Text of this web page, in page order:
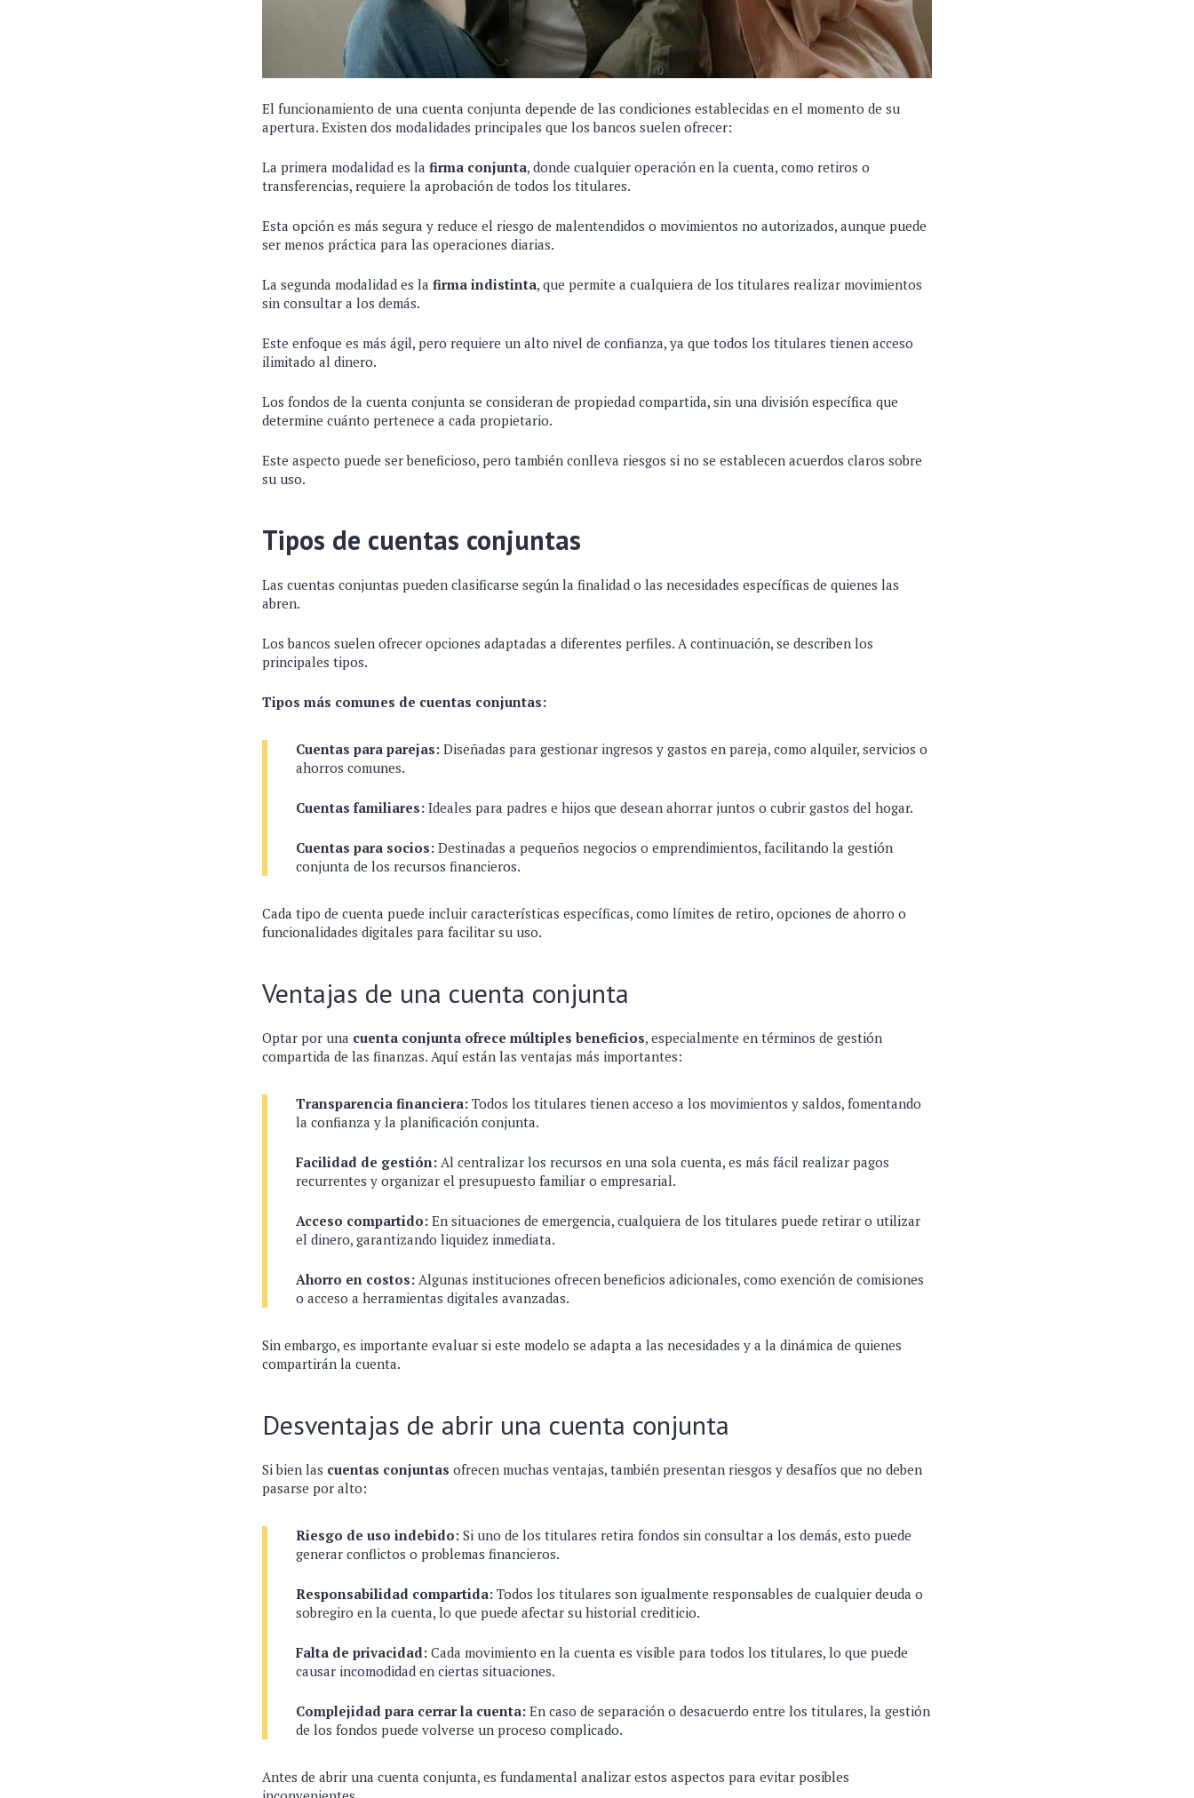
El funcionamiento de una cuenta conjunta depende de las condiciones establecidas en el momento de su
apertura. Existen dos modalidades principales que los bancos suelen ofrecer:
La primera modalidad es la firma conjunta, donde cualquier operación en la cuenta, como retiros o
transferencias, requiere la aprobación de todos los titulares.
Esta opción es más segura y reduce el riesgo de malentendidos o movimientos no autorizados, aunque puede
ser menos práctica para las operaciones diarias.
La segunda modalidad es la firma indistinta, que permite a cualquiera de los titulares realizar movimientos
sin consultar a los demás.
Este enfoque es más ágil, pero requiere un alto nivel de confianza, ya que todos los titulares tienen acceso
ilimitado al dinero.
Los fondos de la cuenta conjunta se consideran de propiedad compartida, sin una división específica que
determine cuánto pertenece a cada propietario.
Este aspecto puede ser beneficioso, pero también conlleva riesgos si no se establecen acuerdos claros sobre
su uso.
Tipos de cuentas conjuntas
Las cuentas conjuntas pueden clasificarse según la finalidad o las necesidades específicas de quienes las
abren.
Los bancos suelen ofrecer opciones adaptadas a diferentes perfiles. A continuación, se describen los
principales tipos.
Tipos más comunes de cuentas conjuntas:
Cuentas para parejas: Diseñadas para gestionar ingresos y gastos en pareja, como alquiler, servicios o
ahorros comunes.
Cuentas familiares: Ideales para padres e hijos que desean ahorrar juntos o cubrir gastos del hogar.
Cuentas para socios: Destinadas a pequeños negocios o emprendimientos, facilitando la gestión
conjunta de los recursos financieros.
Cada tipo de cuenta puede incluir características específicas, como límites de retiro, opciones de ahorro o
funcionalidades digitales para facilitar su uso.
Ventajas de una cuenta conjunta
Optar por una cuenta conjunta ofrece múltiples beneficios, especialmente en términos de gestión
compartida de las finanzas. Aquí están las ventajas más importantes:
Transparencia financiera: Todos los titulares tienen acceso a los movimientos y saldos, fomentando
la confianza y la planificación conjunta.
Facilidad de gestión: Al centralizar los recursos en una sola cuenta, es más fácil realizar pagos
recurrentes y organizar el presupuesto familiar o empresarial.
Acceso compartido: En situaciones de emergencia, cualquiera de los titulares puede retirar o utilizar
el dinero, garantizando liquidez inmediata.
Ahorro en costos: Algunas instituciones ofrecen beneficios adicionales, como exención de comisiones
o acceso a herramientas digitales avanzadas.
Sin embargo, es importante evaluar si este modelo se adapta a las necesidades y a la dinámica de quienes
compartirán la cuenta.
Desventajas de abrir una cuenta conjunta
Si bien las cuentas conjuntas ofrecen muchas ventajas, también presentan riesgos y desafíos que no deben
pasarse por alto:
Riesgo de uso indebido: Si uno de los titulares retira fondos sin consultar a los demás, esto puede
generar conflictos o problemas financieros.
Responsabilidad compartida: Todos los titulares son igualmente responsables de cualquier deuda o
sobregiro en la cuenta, lo que puede afectar su historial crediticio.
Falta de privacidad: Cada movimiento en la cuenta es visible para todos los titulares, lo que puede
causar incomodidad en ciertas situaciones.
Complejidad para cerrar la cuenta: En caso de separación o desacuerdo entre los titulares, la gestión
de los fondos puede volverse un proceso complicado.
Antes de abrir una cuenta conjunta, es fundamental analizar estos aspectos para evitar posibles